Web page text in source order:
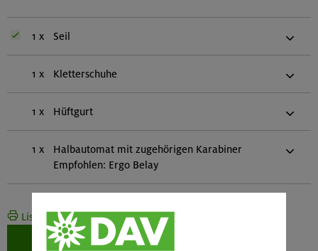
1 x Seil
1 x Kletterschuhe
1 x Hüftgurt
1 x
Halbautomat mit zugehörigen Karabiner
Empfohlen: Ergo Belay
Liste drucken
Weiter zur Buchung